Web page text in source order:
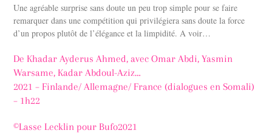
Une agréable surprise sans doute un peu trop simple pour se faire
remarquer dans une compétition qui privilégiera sans doute la force
d’un propos plutôt de l’élégance et la limpidité. A voir…
De Khadar Ayderus Ahmed, avec Omar Abdi, Yasmin
Warsame, Kadar Abdoul-Aziz…
2021 – Finlande/ Allemagne/ France (dialogues en Somali)
– 1h22
©Lasse Lecklin pour Bufo2021